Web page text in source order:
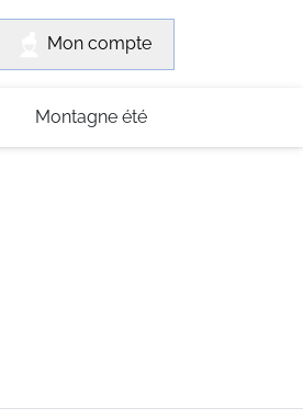
Mon compte
Montagne été